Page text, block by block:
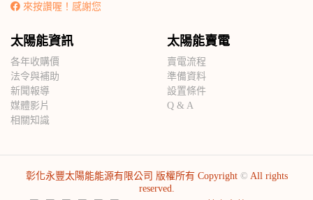
來按讚喔！感謝您
太陽能資訊
各年收購價
法令與補助
新聞報導
媒體影片
相關知識
太陽能賣電
賣電流程
準備資料
設置條件
Q & A
彰化永豐太陽能能源有限公司 版權所有 Copyright © All rights
reserved.